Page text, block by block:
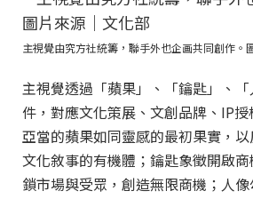
主視覺由究方社統籌，聯手外也企画共同創作。
主視覺透過「蘋果」、「鑰匙」、
件，對應文化策展、文創品牌、IP授
亞當的蘋果如同靈感的最初果實，
文化敘事的有機體；鑰匙象徵開啟
鎖市場與受眾，創造無限商機；人